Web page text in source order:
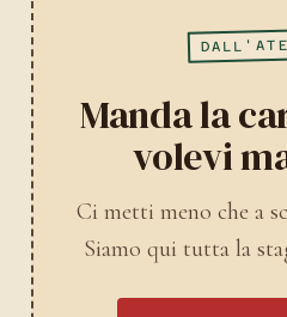
Manda la
volevi
Ci metti meno che a
Siamo qui tutta la